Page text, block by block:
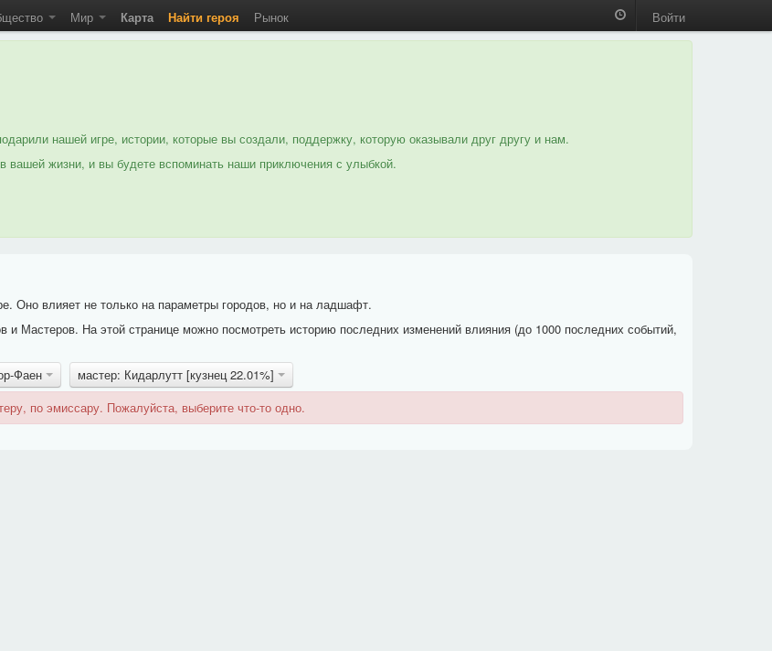
Мир Карта Найти героя Рынок Войти
нашей игре, истории, которые вы создали, поддержку, которую оказывали друг другу и нам.
жизни, и вы будете вспоминать наши приключения с улыбкой.
Оно влияет не только на параметры городов, но и на ладшафт.
Мастеров. На этой странице можно посмотреть историю последних изменений влияния (до 1000 последних событий,
Фаен
мастер: Кидарлутт [кузнец 22.01%]
по эмиссару. Пожалуйста, выберите что-то одно.